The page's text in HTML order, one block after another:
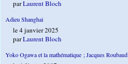
parLaurent Bloch
Adieu Shanghai
le 4 janvier 2025
parLaurent Bloch
Yoko Ogawa et la mathématique ; Jacques Roubaud